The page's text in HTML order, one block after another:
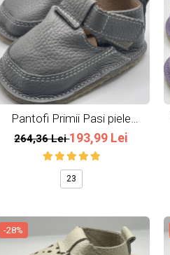
Pantofi Primii Pasi piele
naturala All Grey
264,36 Lei193,99 Lei
23
-28%